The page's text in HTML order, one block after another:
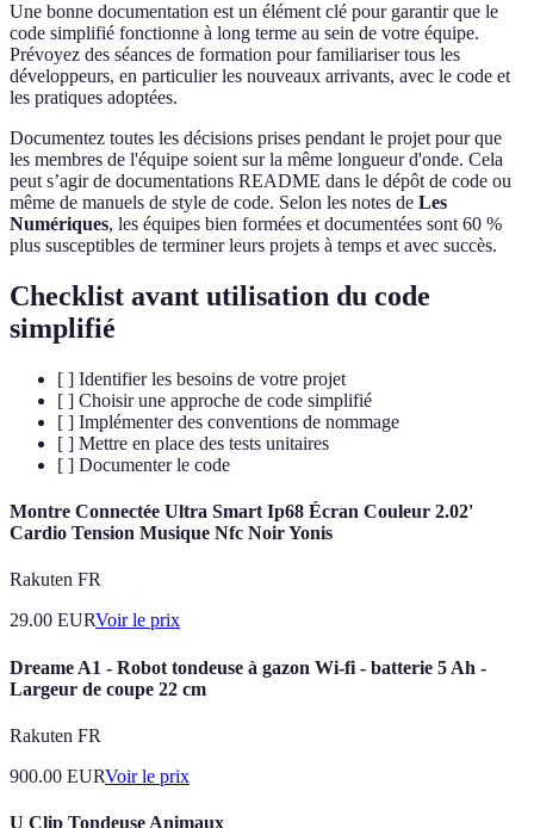
Une bonne documentation est un élément clé pour garantir que le
code simplifié fonctionne à long terme au sein de votre équipe.
Prévoyez des séances de formation pour familiariser tous les
développeurs, en particulier les nouveaux arrivants, avec le code et
les pratiques adoptées.
Documentez toutes les décisions prises pendant le projet pour que
les membres de l'équipe soient sur la même longueur d'onde. Cela
peut s’agir de documentations README dans le dépôt de code ou
même de manuels de style de code. Selon les notes de Les
Numériques, les équipes bien formées et documentées sont 60 %
plus susceptibles de terminer leurs projets à temps et avec succès.
Checklist avant utilisation du code
simplifié
[ ] Identifier les besoins de votre projet
[ ] Choisir une approche de code simplifié
[ ] Implémenter des conventions de nommage
[ ] Mettre en place des tests unitaires
[ ] Documenter le code
Montre Connectée Ultra Smart Ip68 Écran Couleur 2.02'
Cardio Tension Musique Nfc Noir Yonis
Rakuten FR
29.00 EURVoir le prix
Dreame A1 - Robot tondeuse à gazon Wi-fi - batterie 5 Ah -
Largeur de coupe 22 cm
Rakuten FR
900.00 EURVoir le prix
U Clip Tondeuse Animaux